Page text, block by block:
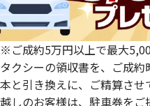
※ご成約5万円以上で最大
タクシーの領収書を、ご成
本と引き換えに、ご精算さ
越しのお客様は、駐車券を